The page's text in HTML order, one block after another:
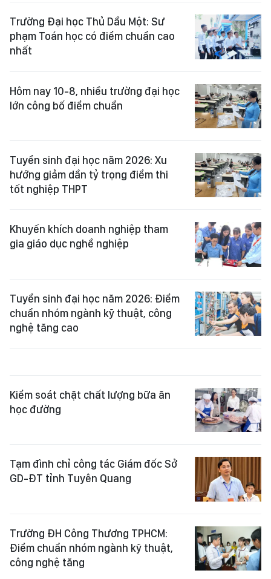
Trường Đại học Thủ Dầu Một: Sư
phạm Toán học có điểm chuẩn cao
nhất
Hôm nay 10-8, nhiều trường đại học
lớn công bố điểm chuẩn
Tuyển sinh đại học năm 2026: Xu
hướng giảm dần tỷ trọng điểm thi
tốt nghiệp THPT
Khuyến khích doanh nghiệp tham
gia giáo dục nghề nghiệp
Tuyển sinh đại học năm 2026: Điểm
chuẩn nhóm ngành kỹ thuật, công
nghệ tăng cao
Kiểm soát chặt chất lượng bữa ăn
học đường
Tạm đình chỉ công tác Giám đốc Sở
GD-ĐT tỉnh Tuyên Quang
Trường ĐH Công Thương TPHCM:
Điểm chuẩn nhóm ngành kỹ thuật,
công nghệ tăng